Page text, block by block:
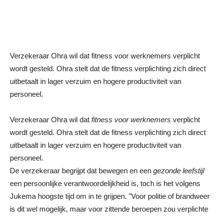
Verzekeraar Ohra wil dat fitness voor werknemers verplicht
wordt gesteld. Ohra stelt dat de fitness verplichting zich direct
uitbetaalt in lager verzuim en hogere productiviteit van
personeel.
Verzekeraar Ohra wil dat fitness voor werknemers verplicht
wordt gesteld. Ohra stelt dat de fitness verplichting zich direct
uitbetaalt in lager verzuim en hogere productiviteit van
personeel.
De verzekeraar begrijpt dat bewegen en een gezonde leefstijl
een persoonlijke verantwoordelijkheid is, toch is het volgens
Jukema hoogste tijd om in te grijpen. "Voor politie of brandweer
is dit wel mogelijk, maar voor zittende beroepen zou verplichte